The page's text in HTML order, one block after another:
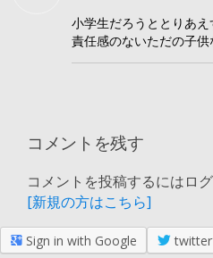
小学生だろうととりあえ
責任感のないただの子供
コメントを残す
コメントを投稿するにはロ
[新規の方はこちら]
Sign in with Google twitter